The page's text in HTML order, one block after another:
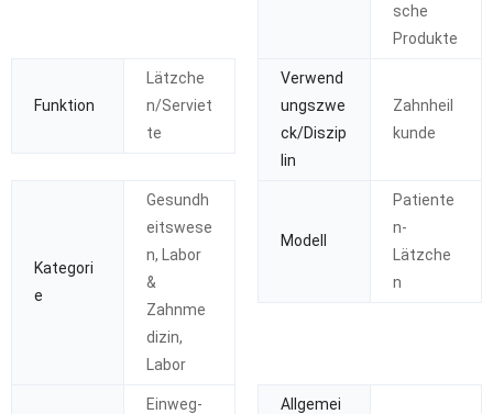
sche
Produkte
Funktion
Lätzche
n/Serviet
te
Verwend
ungszwe
ck/Diszip
lin
Zahnheil
kunde
Kategori
e
Gesundh
eitswese
n, Labor
&
Zahnme
dizin,
Labor
Modell
Patiente
n-
Lätzche
n
Einweg-
Allgemei